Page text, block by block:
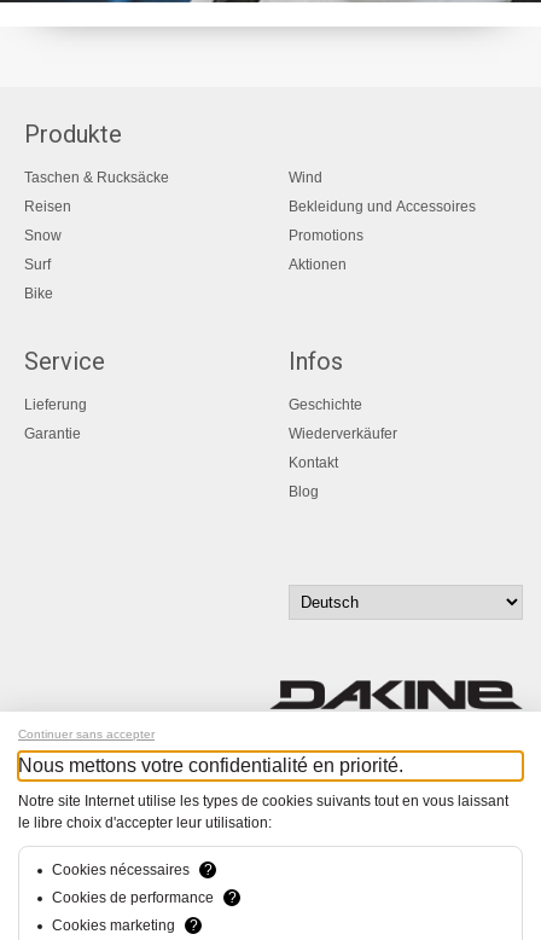
Produkte
Taschen & Rucksäcke
Reisen
Snow
Surf
Bike
Wind
Bekleidung und Accessoires
Promotions
Aktionen
Service
Lieferung
Garantie
Infos
Geschichte
Wiederverkäufer
Kontakt
Blog
Melde dich für unseren Newsletter an!
Alle Rechte vorbehalten
Continuer sans accepter
Nous mettons votre confidentialité en priorité.
Notre site Internet utilise les types de cookies suivants tout en vous laissant
le libre choix d'accepter leur utilisation:
Cookies nécessaires
?
Cookies de performance
?
Cookies marketing
?